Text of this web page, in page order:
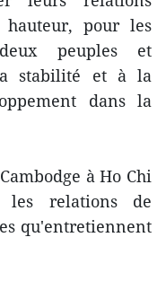
pour les
peuples et
stabilité et à la
dans la
à Ho Chi
relations de
qu'entretiennent